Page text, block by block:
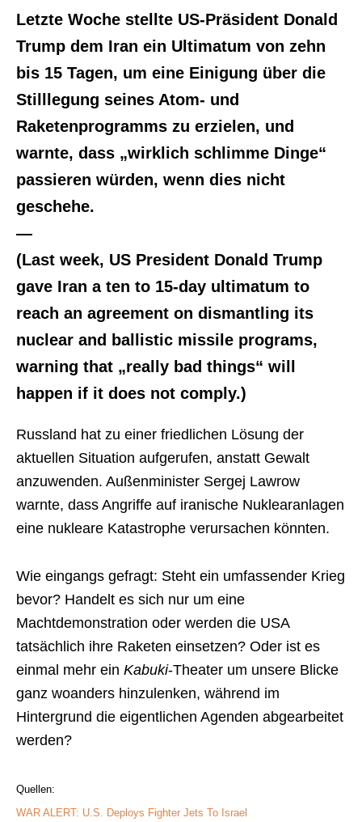
Letzte Woche stellte US-Präsident Donald
Trump dem Iran ein Ultimatum von zehn
bis 15 Tagen, um eine Einigung über die
Stilllegung seines Atom- und
Raketenprogramms zu erzielen, und
warnte, dass „wirklich schlimme Dinge“
passieren würden, wenn dies nicht
geschehe.
—
(Last week, US President Donald Trump
gave Iran a ten to 15-day ultimatum to
reach an agreement on dismantling its
nuclear and ballistic missile programs,
warning that „really bad things“ will
happen if it does not comply.)
Russland hat zu einer friedlichen Lösung der
aktuellen Situation aufgerufen, anstatt Gewalt
anzuwenden. Außenminister Sergej Lawrow
warnte, dass Angriffe auf iranische Nuklearanlagen
eine nukleare Katastrophe verursachen könnten.
Wie eingangs gefragt: Steht ein umfassender Krieg
bevor? Handelt es sich nur um eine
Machtdemonstration oder werden die USA
tatsächlich ihre Raketen einsetzen? Oder ist es
einmal mehr ein Kabuki-Theater um unsere Blicke
ganz woanders hinzulenken, während im
Hintergrund die eigentlichen Agenden abgearbeitet
werden?
Quellen:
WAR ALERT: U.S. Deploys Fighter Jets To Israel